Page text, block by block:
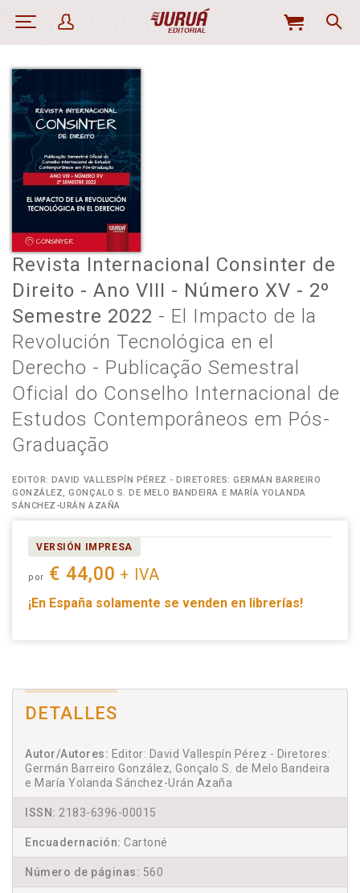
MI
Revista Internacional Consinter de
Direito - Ano VIII - Número XV - 2º
Semestre 2022 - El Impacto de la
Revolución Tecnológica en el
Derecho - Publicação Semestral
Oficial do Conselho Internacional de
Estudos Contemporâneos em Pós-
Graduação
EDITOR: DAVID VALLESPÍN PÉREZ - DIRETORES: GERMÁN BARREIRO
GONZÁLEZ, GONÇALO S. DE MELO BANDEIRA E MARÍA YOLANDA
SÁNCHEZ-URÁN AZAÑA
VERSIÓN IMPRESA
por € 44,00 + IVA
¡En España solamente se venden en librerías!
DETALLES
Autor/Autores: Editor: David Vallespín Pérez - Diretores:
Germán Barreiro González, Gonçalo S. de Melo Bandeira
e María Yolanda Sánchez-Urán Azaña
ISSN: 2183-6396-00015
Encuadernación: Cartoné
Número de páginas: 560